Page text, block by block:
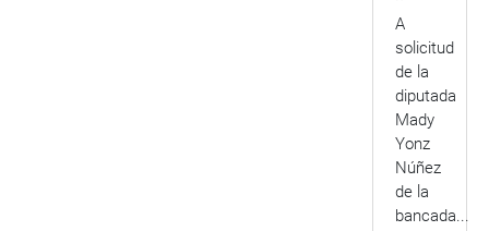
A
solicitud
de la
diputada
Mady
Yonz
Núñez
de la
bancada...